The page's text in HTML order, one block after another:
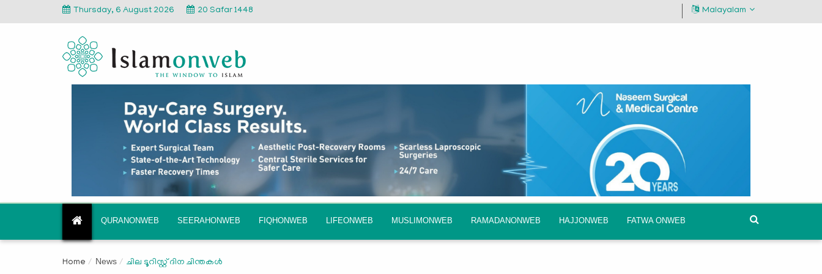
Thursday, 6 August 2026 20 Safar 1448 Malayalam
QURANONWEB SEERAHONWEB FIQHONWEB LIFEONWEB MUSLIMONWEB RAMADANONWEB HAJJONWEB FATWA ONWEB
Home News ചില ടൂറിസ്റ്റ് ദിന ചിന്തകള്‍